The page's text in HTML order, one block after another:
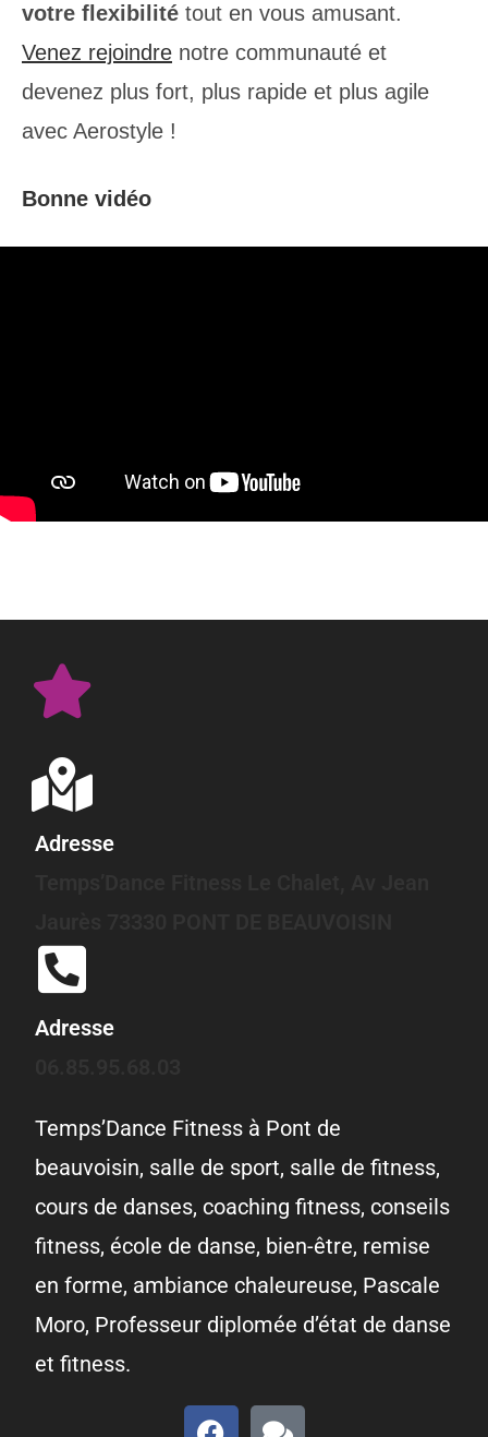
votre flexibilité tout en vous amusant.
Venez rejoindre notre communauté et
devenez plus fort, plus rapide et plus agile
avec Aerostyle !
Bonne vidéo
Adresse
Adresse
Temps’Dance Fitness à Pont de
beauvoisin, salle de sport, salle de fitness,
cours de danses, coaching fitness, conseils
fitness, école de danse, bien-être, remise
en forme, ambiance chaleureuse, Pascale
Moro, Professeur diplomée d’état de danse
et fitness.